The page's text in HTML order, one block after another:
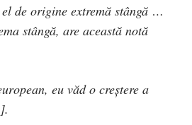
de origine extremă stângă …
stângă, are această notă
eu văd o creștere a